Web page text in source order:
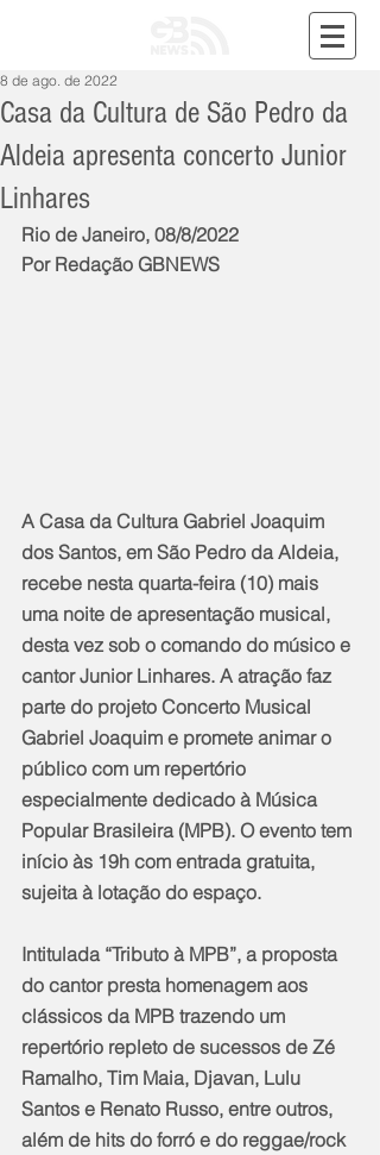
Casa da Cultura de São Pedro da
Aldeia apresenta concerto Junior
Linhares
8 de ago. de 2022
Rio de Janeiro, 08/8/2022
Por Redação GBNEWS
A Casa da Cultura Gabriel Joaquim
dos Santos, em São Pedro da Aldeia,
recebe nesta quarta-feira (10) mais
uma noite de apresentação musical,
desta vez sob o comando do músico e
cantor Junior Linhares. A atração faz
parte do projeto Concerto Musical
Gabriel Joaquim e promete animar o
público com um repertório
especialmente dedicado à Música
Popular Brasileira (MPB). O evento tem
início às 19h com entrada gratuita,
sujeita à lotação do espaço.
Intitulada “Tributo à MPB”, a proposta
do cantor presta homenagem aos
clássicos da MPB trazendo um
repertório repleto de sucessos de Zé
Ramalho, Tim Maia, Djavan, Lulu
Santos e Renato Russo, entre outros,
além de hits do forró e do reggae/rock